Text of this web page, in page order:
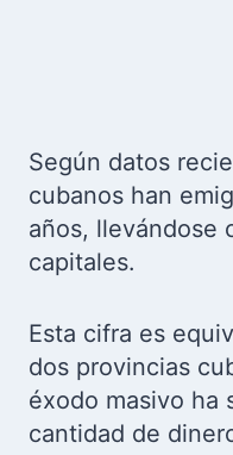
Según datos
cubanos han
años, llevándose
capitales.
Esta cifra es
dos provincias
éxodo masivo ha
cantidad de